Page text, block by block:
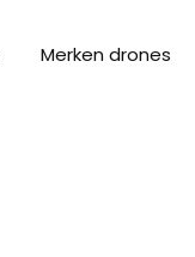
Merken drones